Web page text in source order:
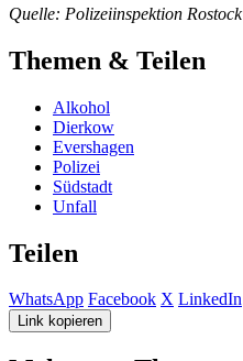
Quelle: Polizeiinspektion Rostock
Themen & Teilen
Alkohol
Dierkow
Evershagen
Polizei
Südstadt
Unfall
Teilen
WhatsApp Facebook X LinkedIn
Link kopieren